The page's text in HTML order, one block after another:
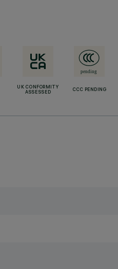
UK CONFORMITY
ASSESSED
CCC PENDING